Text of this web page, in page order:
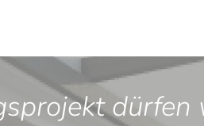
dürfen